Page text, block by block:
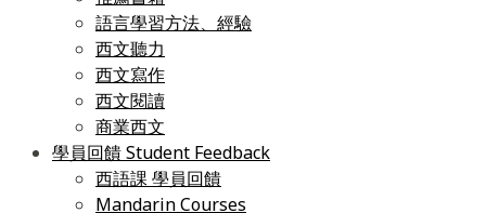
語言學習方法、經驗
西文聽力
西文寫作
西文閱讀
商業西文
學員回饋 Student Feedback
西語課 學員回饋
Mandarin Courses